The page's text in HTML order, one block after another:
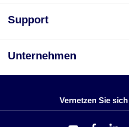
Der iBTX-SD wird mit einem
Vac Netzadapter geliefert. Eine
Gerät, Daten bis zu 2 Tage ohne
Netzstromversorgung zu
Ethernet-Netzwerk unterbricht
Verbindung zu Web-CAM oder
Support
Unternehmen
Vernetzen Sie